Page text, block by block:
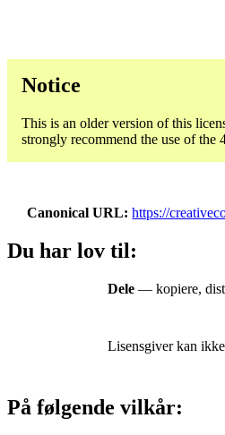
Notice
This is an older version of this
strongly recommend the use of the
Canonical URL https://
Du har lov til:
Dele — kopiere,
Lisensgiver kan
På følgende vilkår: